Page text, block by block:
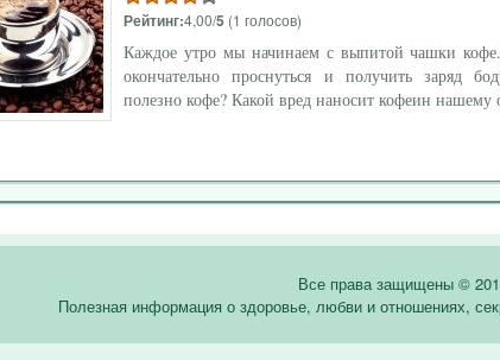
Рейтинг:4,00/5 (1 голосов)
Каждое утро мы начинаем с выпитой чашки
окончательно проснуться и получить заряд
полезно кофе? Какой вред наносит кофеин нашему
Все права защищены ©
Полезная информация о здоровье, любви и отношениях,